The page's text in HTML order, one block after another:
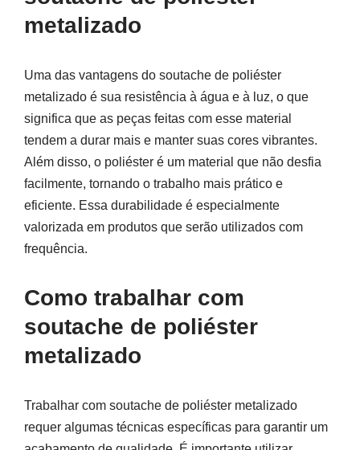
metalizado
Uma das vantagens do soutache de poliéster
metalizado é sua resistência à água e à luz, o que
significa que as peças feitas com esse material
tendem a durar mais e manter suas cores vibrantes.
Além disso, o poliéster é um material que não desfia
facilmente, tornando o trabalho mais prático e
eficiente. Essa durabilidade é especialmente
valorizada em produtos que serão utilizados com
frequência.
Como trabalhar com
soutache de poliéster
metalizado
Trabalhar com soutache de poliéster metalizado
requer algumas técnicas específicas para garantir um